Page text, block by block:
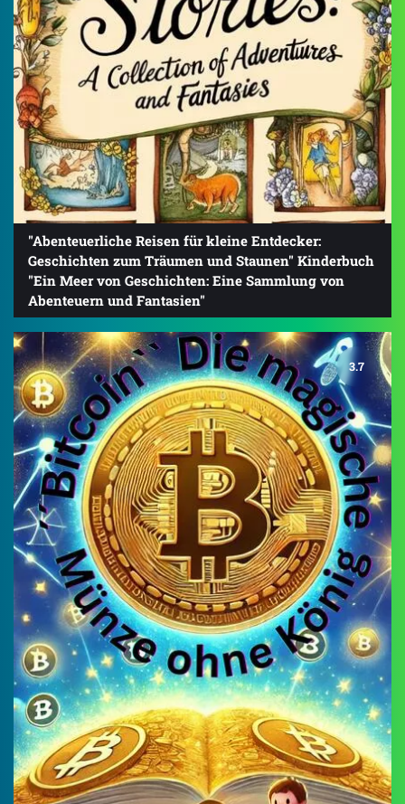
"Abenteuerliche Reisen für kleine Entdecker:
Geschichten zum Träumen und Staunen" Kinderbuch
"Ein Meer von Geschichten: Eine Sammlung von
Abenteuern und Fantasien"
3.7